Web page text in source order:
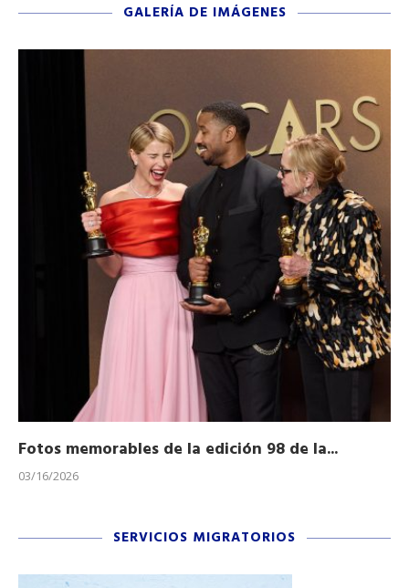
GALERÍA DE IMÁGENES
Fotos memorables de la edición 98 de la...
03/16/2026
SERVICIOS MIGRATORIOS